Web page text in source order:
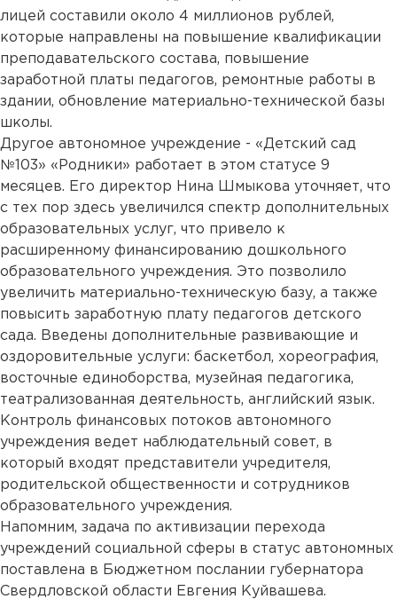
лицей составили около 4 миллионов рублей,
которые направлены на повышение квалификации
преподавательского состава, повышение
заработной платы педагогов, ремонтные работы в
здании, обновление материально-технической базы
школы.
Другое автономное учреждение - «Детский сад
№103» «Родники» работает в этом статусе 9
месяцев. Его директор Нина Шмыкова уточняет, что
с тех пор здесь увеличился спектр дополнительных
образовательных услуг, что привело к
расширенному финансированию дошкольного
образовательного учреждения. Это позволило
увеличить материально-техническую базу, а также
повысить заработную плату педагогов детского
сада. Введены дополнительные развивающие и
оздоровительные услуги: баскетбол, хореография,
восточные единоборства, музейная педагогика,
театрализованная деятельность, английский язык.
Контроль финансовых потоков автономного
учреждения ведет наблюдательный совет, в
который входят представители учредителя,
родительской общественности и сотрудников
образовательного учреждения.
Напомним, задача по активизации перехода
учреждений социальной сферы в статус автономных
поставлена в Бюджетном послании губернатора
Свердловской области Евгения Куйвашева.